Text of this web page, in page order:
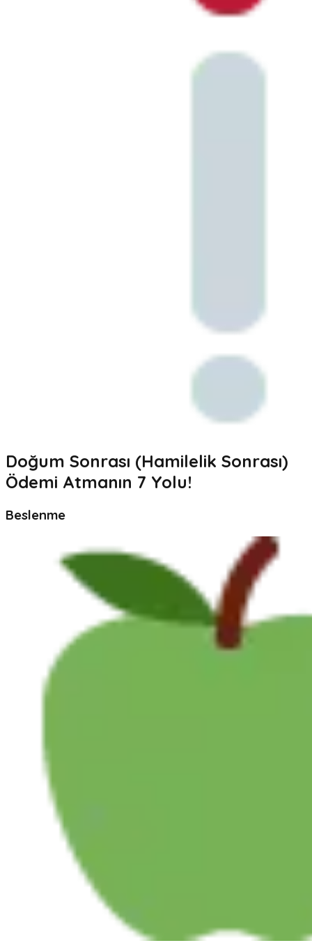
Doğum Sonrası (Hamilelik Sonrası)
Ödemi Atmanın 7 Yolu!
Beslenme